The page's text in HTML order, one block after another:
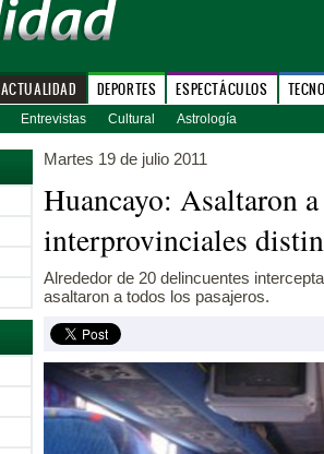
ACTUALIDAD DEPORTES ESPECTÁCULOS
Entrevistas Cultural Astrología
Martes 19 de julio 2011
Huancayo: Asaltaron
interprovinciales
Alrededor de 20 delincuentes
asaltaron a todos los pasajeros.